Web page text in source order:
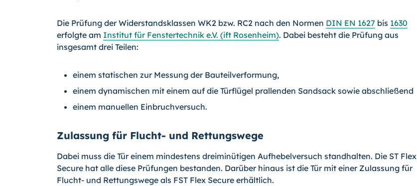
Die Prüfung der Widerstandsklassen WK2 bzw. RC2 nach den Normen DIN EN 1627 bis 1630
erfolgte am Institut für Fenstertechnik e.V. (ift Rosenheim). Dabei besteht die Prüfung aus
insgesamt drei Teilen:
einem statischen zur Messung der Bauteilverformung,
einem dynamischen mit einem auf die Türflügel prallenden Sandsack sowie abschließend
einem manuellen Einbruchversuch.
Zulassung für Flucht- und Rettungswege
Dabei muss die Tür einem mindestens dreiminütigen Aufhebelversuch standhalten. Die ST Flex
Secure hat alle diese Prüfungen bestanden. Darüber hinaus ist die Tür mit ei­ner Zulassung für
Flucht- und Rettungswege als FST Flex Secure erhältlich.